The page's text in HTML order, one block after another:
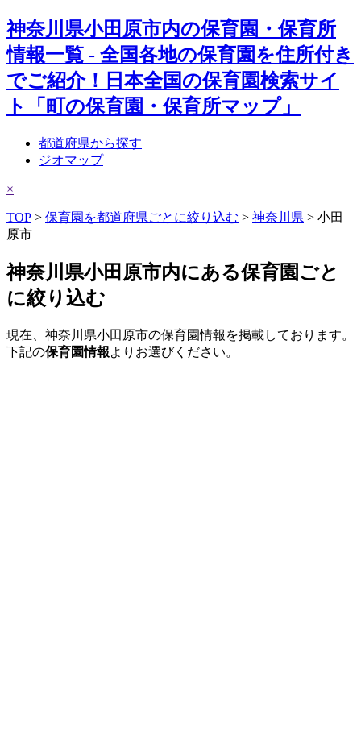
神奈川県小田原市内の保育園・保育所
情報一覧 - 全国各地の保育園を住所付き
でご紹介！日本全国の保育園検索サイ
ト「町の保育園・保育所マップ」
都道府県から探す
ジオマップ
×
TOP > 保育園を都道府県ごとに絞り込む > 神奈川県 > 小田
原市
神奈川県小田原市内にある保育園ごと
に絞り込む
現在、神奈川県小田原市の保育園情報を掲載しております。
下記の保育園情報よりお選びください。